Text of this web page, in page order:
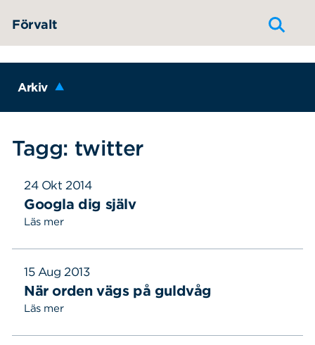
Förvalt
Arkiv
Tagg: twitter
24 Okt 2014
Googla dig själv
Läs mer
15 Aug 2013
När orden vägs på guldvåg
Läs mer